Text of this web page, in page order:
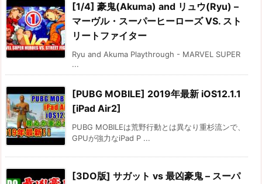
[1/4] 豪鬼(Akuma) and リュウ(Ryu) –
マーヴル・スーパーヒーローズ VS. スト
リートファイター
Ryu and Akuma Playthrough - MARVEL SUPER
...
[PUBG MOBILE] 2019年最新 iOS12.1.1
[iPad Air2]
PUBG MOBILEは荒野行動とは異なり重杉流ンで、
GPUが強力なiPad P ...
[3DO版] サガット vs 最凶豪鬼 – スーパ